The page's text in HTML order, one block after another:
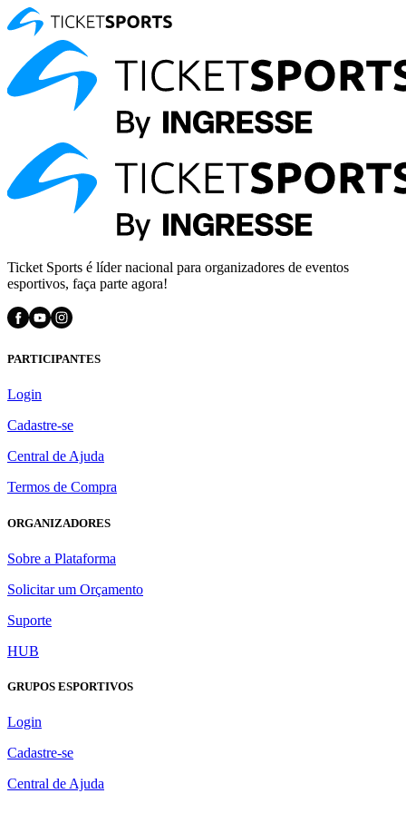
Ticket Sports é líder nacional para organizadores de eventos
esportivos, faça parte agora!
PARTICIPANTES
Login
Cadastre-se
Central de Ajuda
Termos de Compra
ORGANIZADORES
Sobre a Plataforma
Solicitar um Orçamento
Suporte
HUB
GRUPOS ESPORTIVOS
Login
Cadastre-se
Central de Ajuda